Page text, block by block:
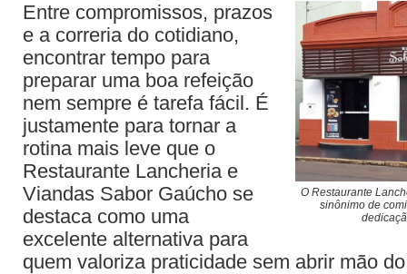
O Restaurante
sinônimo de
Entre compromissos, prazos
e a correria do cotidiano,
encontrar tempo para
preparar uma boa refeição
nem sempre é tarefa fácil. É
justamente para tornar a
rotina mais leve que o
Restaurante Lancheria e
Viandas Sabor Gaúcho se
destaca como uma
excelente alternativa para
quem valoriza praticidade sem abrir mão